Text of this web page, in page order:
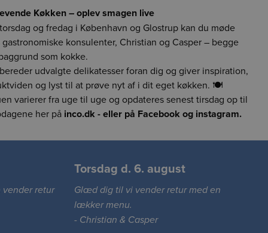
Køkken – oplev smagen live
og fredag i København og Glostrup kan du møde
gastronomiske konsulenter, Christian og Casper – begge
som kokke.
udvalgte delikatesser foran dig og giver inspiration,
og lyst til at prøve nyt af i dit eget køkken. 🍽
varierer fra uge til uge og opdateres senest tirsdag op til
her på inco.dk- eller på Facebook og instagram.
retur
Torsdag d. 6. august
Glæd dig til vi vender retur med en
lækker menu.
- Christian & Casper